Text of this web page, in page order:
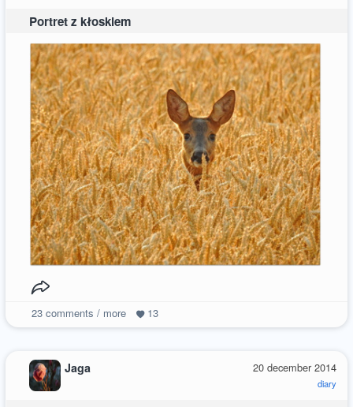
Portret z kłoskiem
23comments / more 13
20 december 2014
diary
Jaga